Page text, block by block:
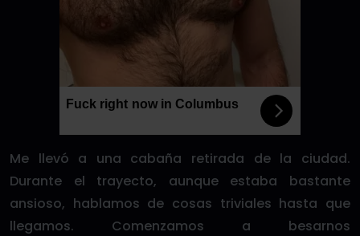
Fuck right now in Columbus
Me llevó a una cabaña retirada de la ciudad.
Durante el trayecto, aunque estaba bastante
ansioso, hablamos de cosas triviales hasta que
llegamos. Comenzamos a besarnos